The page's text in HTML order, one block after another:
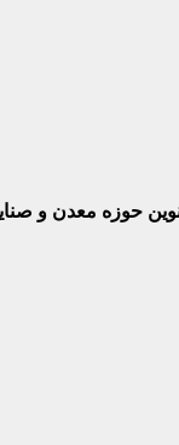
نوین حوزه معدن و